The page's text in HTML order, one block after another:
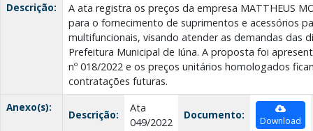
Descrição:
A ata registra os preços da empresa MATTHEUS
para o fornecimento de suprimentos e acessórios
multifuncionais, visando atender as demandas das
Prefeitura Municipal de Iúna. A proposta foi
nº 018/2022 e os preços unitários homologados
contratações futuras.
Anexo(s):
Descrição:
Ata
049/2022
Documento: Download